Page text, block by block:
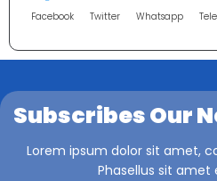
Facebook Twitter Whatsapp
Subscribes Our
Lorem ipsum dolor sit amet,
Phasellus sit amet